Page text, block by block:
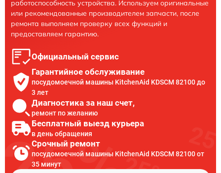
работоспособность устройства. Используем оригинальные
или рекомендованные производителем запчасти, после
ремонта выполняем проверку всех функций и
предоставляем гарантию.
Официальный сервис
Гарантийное обслуживание
посудомоечной машины KitchenAid KDSCM 82100 до
3 лет
Диагностика за наш счет,
ремонт по желанию
Бесплатный выезд курьера
в день обращения
Срочный ремонт
посудомоечной машины KitchenAid KDSCM 82100 от
35 минут